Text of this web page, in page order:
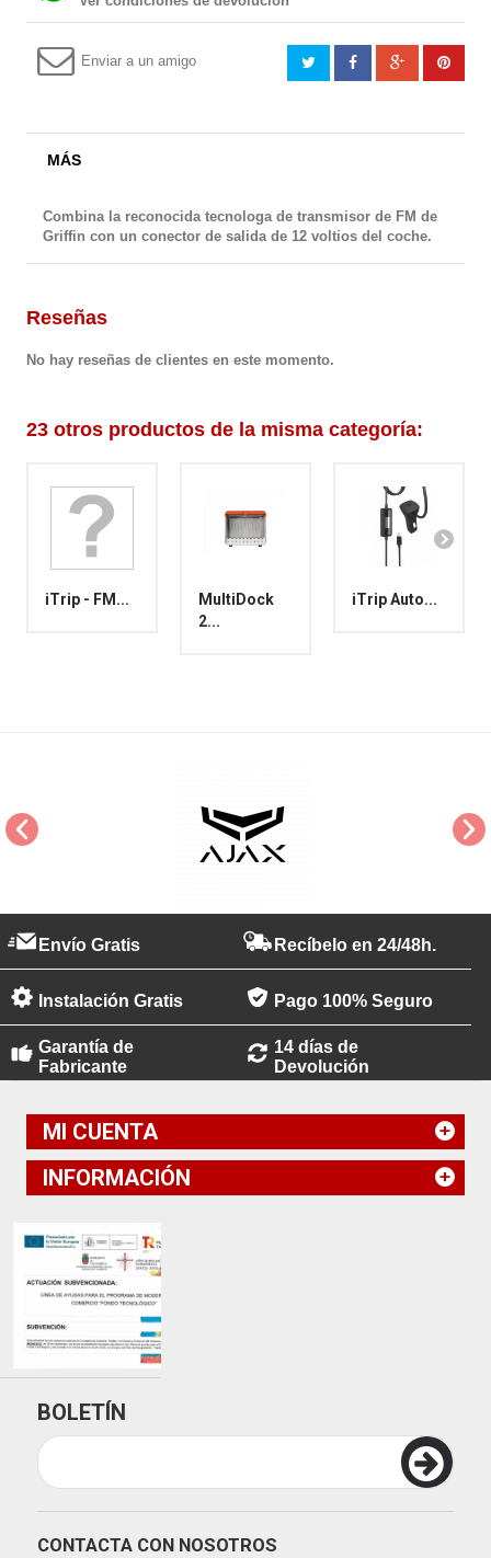
Enviar a un amigo
MÁS
Combina la reconocida tecnologa de transmisor de FM de
Griffin con un conector de salida de 12 voltios del coche.
Reseñas
No hay reseñas de clientes en este momento.
23 otros productos de la misma categoría:
iTrip - FM...
MultiDock
2...
iTrip Auto...
Envío Gratis Recíbelo en 24/48h.
Instalación Gratis Pago 100% Seguro
Garantía de
Fabricante
14 días de
Devolución
MI CUENTA
INFORMACIÓN
BOLETÍN
CONTACTA CON NOSOTROS